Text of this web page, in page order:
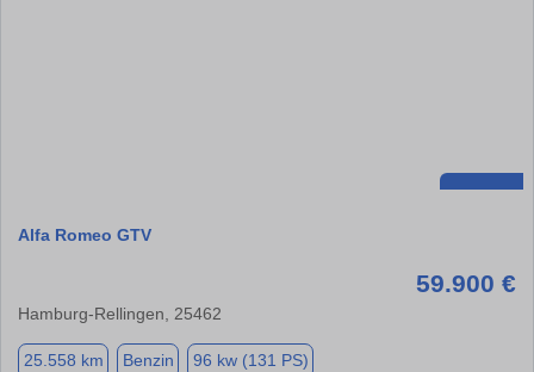
Alfa Romeo GTV
59.900 €
Hamburg-Rellingen, 25462
25.558 km Benzin 96 kw (131 PS)